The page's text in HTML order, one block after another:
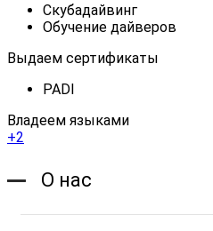
Cкубадайвинг
Обучение дайверов
Выдаем сертификаты
PADI
Владеем языками
+2
О нас